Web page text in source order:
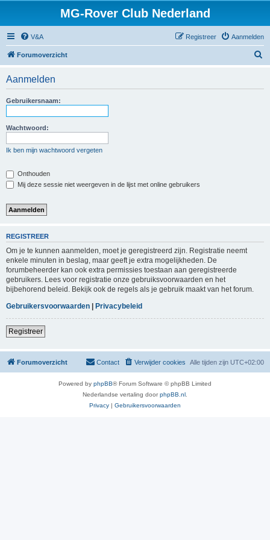
MG-Rover Club Nederland
V&A Aanmelden
Registreer
Forumoverzicht
Aanmelden
Gebruikersnaam:
Wachtwoord:
Ik ben mijn wachtwoord vergeten
Onthouden
Mij deze sessie niet weergeven in de lijst met online gebruikers
REGISTREER
Om je te kunnen aanmelden, moet je geregistreerd zijn. Registratie neemt
enkele minuten in beslag, maar geeft je extra mogelijkheden. De
forumbeheerder kan ook extra permissies toestaan aan geregistreerde
gebruikers. Lees voor registratie onze gebruiksvoorwaarden en het
bijbehorend beleid. Bekijk ook de regels als je gebruik maakt van het forum.
Gebruikersvoorwaarden | Privacybeleid
Registreer
Forumoverzicht Alle tijden zijn UTC+02:00
Verwijder cookies
Contact
Powered by phpBB® Forum Software © phpBB Limited
Nederlandse vertaling doorphpBB.nl
Privacy | Gebruikersvoorwaarden